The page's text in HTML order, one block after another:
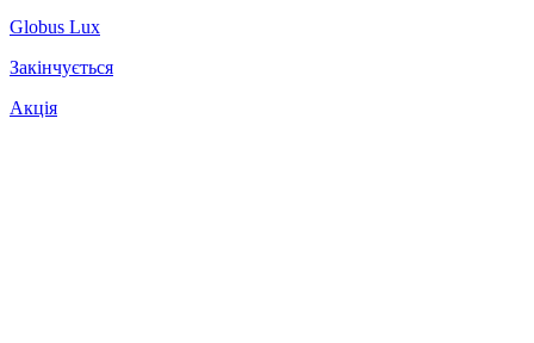
Globus Lux
Закінчується
Акція